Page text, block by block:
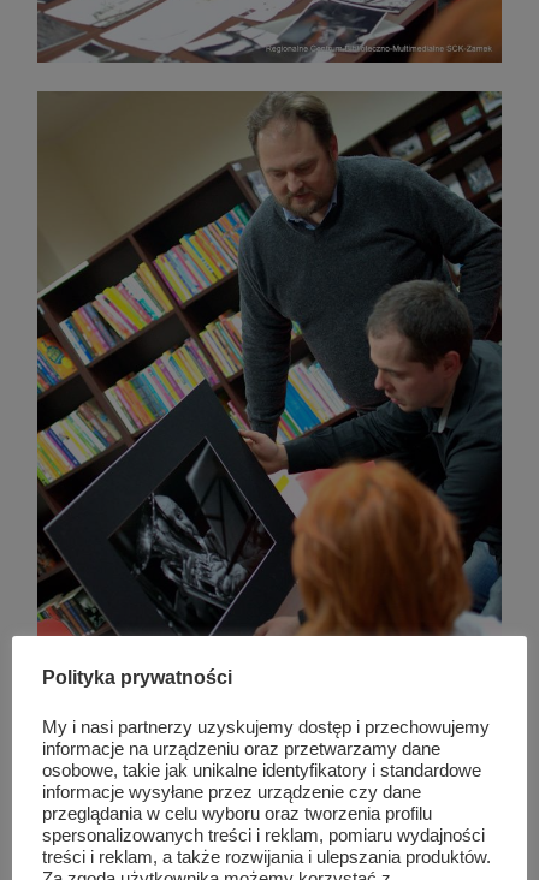
Polityka prywatności
My i nasi partnerzy uzyskujemy dostęp i przechowujemy
informacje na urządzeniu oraz przetwarzamy dane
osobowe, takie jak unikalne identyfikatory i standardowe
informacje wysyłane przez urządzenie czy dane
przeglądania w celu wyboru oraz tworzenia profilu
spersonalizowanych treści i reklam, pomiaru wydajności
treści i reklam, a także rozwijania i ulepszania produktów.